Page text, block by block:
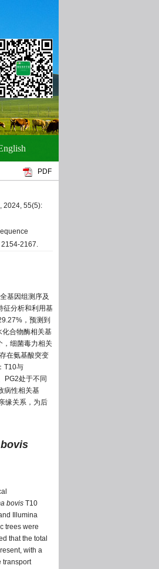
PDF
2024, 55(5):
2154-2167.
基因组测序及
征分析和利用基
，预测到
合物酶相关基
，细菌毒力相关
在氨基酸突变
T10与
PG2处于不同
病性相关基
缘关系，为后
bovis T10
Illumina
trees were
that the total
with a
transport